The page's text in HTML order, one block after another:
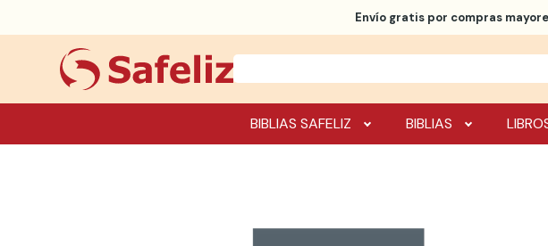
Envío gratispor compras
BIBLIAS SAFELIZ BIBLIAS